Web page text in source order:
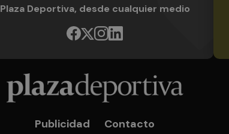
Plaza Deportiva, desde cualquier medio
Publicidad Contacto